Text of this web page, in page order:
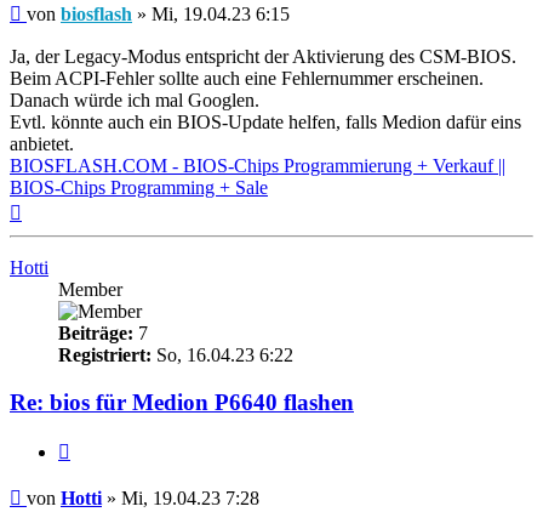
Beitrag
von biosflash » Mi, 19.04.23 6:15
Ja, der Legacy-Modus entspricht der Aktivierung des CSM-BIOS.
Beim ACPI-Fehler sollte auch eine Fehlernummer erscheinen.
Danach würde ich mal Googlen.
Evtl. könnte auch ein BIOS-Update helfen, falls Medion dafür eins
anbietet.
BIOSFLASH.COM - BIOS-Chips Programmierung + Verkauf ||
BIOS-Chips Programming + Sale
Hotti
Member
Beiträge: 7
Registriert: So, 16.04.23 6:22
Re: bios für Medion P6640 flashen
Beitrag
von Hotti » Mi, 19.04.23 7:28